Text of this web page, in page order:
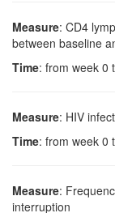
Measure: CD4
between baseline
Time: from week 0
Measure: HIV
Time: from week 0
Measure:
interruption